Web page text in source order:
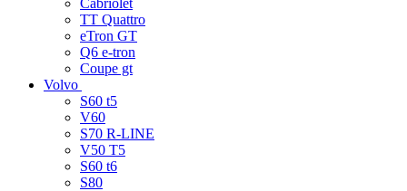
Cabriolet
TT Quattro
eTron GT
Q6 e-tron
Coupe gt
Volvo
S60 t5
V60
S70 R-LINE
V50 T5
S60 t6
S80